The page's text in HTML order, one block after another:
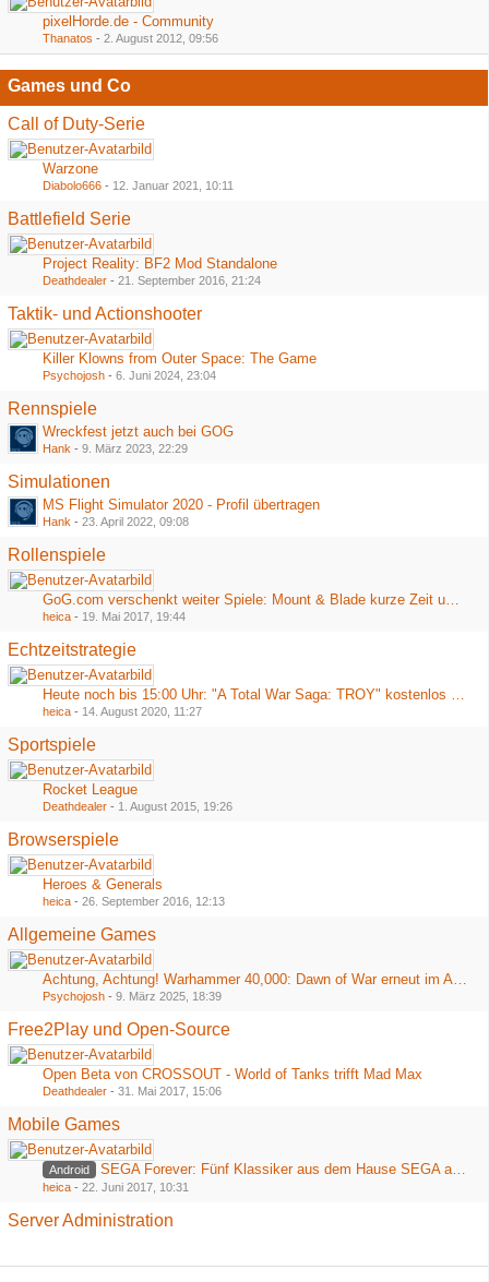
pixelHorde.de - Community
Thanatos - 2. August 2012, 09:56
Games und Co
Call of Duty-Serie
Warzone
Diabolo666 - 12. Januar 2021, 10:11
Battlefield Serie
Project Reality: BF2 Mod Standalone
Deathdealer - 21. September 2016, 21:24
Taktik- und Actionshooter
Killer Klowns from Outer Space: The Game
Psychojosh - 6. Juni 2024, 23:04
Rennspiele
Wreckfest jetzt auch bei GOG
Hank - 9. März 2023, 22:29
Simulationen
MS Flight Simulator 2020 - Profil übertragen
Hank - 23. April 2022, 09:08
Rollenspiele
GoG.com verschenkt weiter Spiele: Mount & Blade kurze Zeit umsonst
heica - 19. Mai 2017, 19:44
Echtzeitstrategie
Heute noch bis 15:00 Uhr: "A Total War Saga: TROY" kostenlos bei Epic
heica - 14. August 2020, 11:27
Sportspiele
Rocket League
Deathdealer - 1. August 2015, 19:26
Browserspiele
Heroes & Generals
heica - 26. September 2016, 12:13
Allgemeine Games
Achtung, Achtung! Warhammer 40,000: Dawn of War erneut im Angebot bei Steam
Psychojosh - 9. März 2025, 18:39
Free2Play und Open-Source
Open Beta von CROSSOUT - World of Tanks trifft Mad Max
Deathdealer - 31. Mai 2017, 15:06
Mobile Games
Android SEGA Forever: Fünf Klassiker aus dem Hause SEGA ab heute kostenlos im Playstore
heica - 22. Juni 2017, 10:31
Server Administration